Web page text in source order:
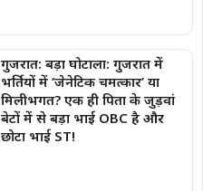
गुजरात: बड़ा घोटाला: गुजरात में
भर्तियों में ‘जेनेटिक चमत्कार’ या
मिलीभगत? एक ही पिता के जुड़वां
बेटों में से बड़ा भाई OBC है और
छोटा भाई ST!